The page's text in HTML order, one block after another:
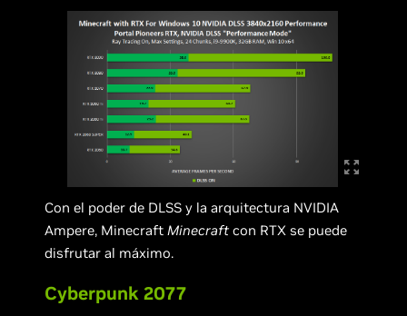
Con el poder de DLSS y la arquitectura NVIDIA
Ampere, Minecraft Minecraft con RTX se puede
disfrutar al máximo.
Cyberpunk 2077